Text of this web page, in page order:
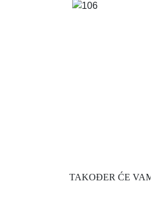
TAKOĐER ĆE